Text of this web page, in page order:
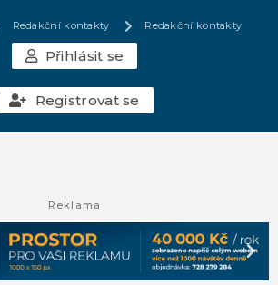
Redakční kontakty Redakční kontakty
Přihlásit se
Registrovat se
Reklama